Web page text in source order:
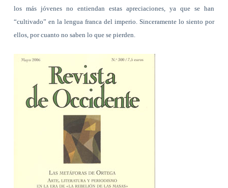
los más jóvenes no entiendan estas apreciaciones, ya que se han
“cultivado” en la lengua franca del imperio. Sinceramente lo siento por
ellos, por cuanto no saben lo que se pierden.